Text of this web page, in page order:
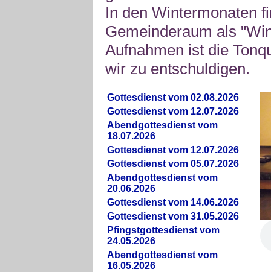
In den Wintermonaten
Gemeinderaum als
Aufnahmen ist die
wir zu entschuldigen.
Gottesdienst vom 02.08.2026
Gottesdienst vom 12.07.2026
Abendgottesdienst vom
18.07.2026
Gottesdienst vom 12.07.2026
Gottesdienst vom 05.07.2026
Abendgottesdienst vom
20.06.2026
Gottesdienst vom 14.06.2026
Gottesdienst vom 31.05.2026
Pfingstgottesdienst vom
24.05.2026
Abendgottesdienst vom
16.05.2026